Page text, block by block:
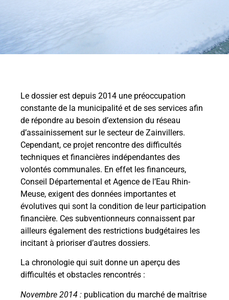
Le dossier est depuis 2014 une préoccupation
constante de la municipalité et de ses services afin
de répondre au besoin d’extension du réseau
d’assainissement sur le secteur de Zainvillers.
Cependant, ce projet rencontre des difficultés
techniques et financières indépendantes des
volontés communales. En effet les financeurs,
Conseil Départemental et Agence de l’Eau Rhin-
Meuse, exigent des données importantes et
évolutives qui sont la condition de leur participation
financière. Ces subventionneurs connaissent par
ailleurs également des restrictions budgétaires les
incitant à prioriser d’autres dossiers.
La chronologie qui suit donne un aperçu des
difficultés et obstacles rencontrés :
Novembre 2014 : publication du marché de maîtrise